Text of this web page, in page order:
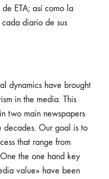
ETA; así como la
diario de sus
dynamics have brought
in the media. This
two main newspapers
decades. Our goal is to
that range from
the one hand key
value» have been